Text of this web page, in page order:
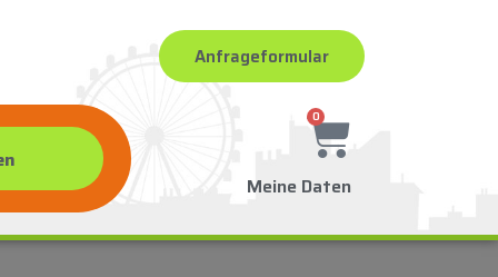
Anfrageformular
0
Meine Daten